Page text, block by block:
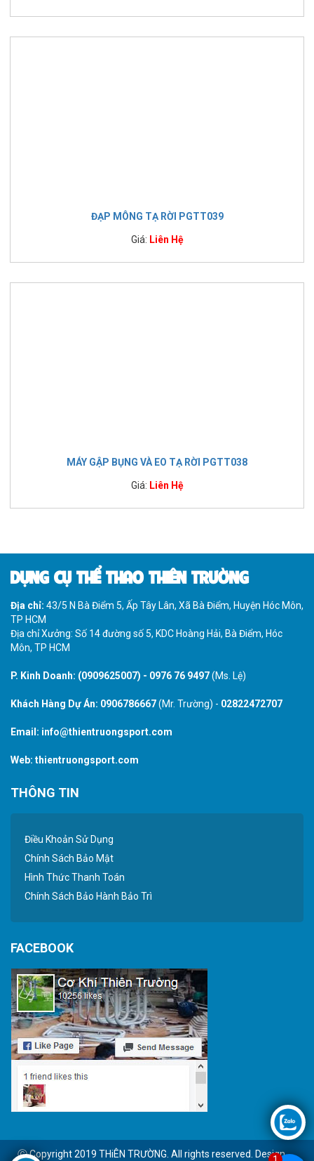
ĐẠP MÔNG TẠ RỜI PGTT039
Giá: Liên Hệ
MÁY GẬP BỤNG VÀ EO TẠ RỜI PGTT038
Giá: Liên Hệ
DỤNG CỤ THỂ THAO THIÊN TRƯỜNG
Địa chỉ: 43/5 N Bà Điểm 5, Ấp Tây Lân, Xã Bà Điểm, Huyện Hóc Môn,
TP HCM
Địa chỉ Xưởng: Số 14 đường số 5, KDC Hoàng Hải, Bà Điểm, Hóc
Môn, TP HCM
P. Kinh Doanh: (0909625007) - 0976 76 9497(Ms. Lệ)
Khách Hàng Dự Án: 0906786667(Mr. Trường) - 02822472707
Email: info@thientruongsport.com
Web: thientruongsport.com
THÔNG TIN
Điều Khoản Sử Dụng
Chính Sách Bảo Mật
Hình Thức Thanh Toán
Chính Sách Bảo Hành Bảo Trì
FACEBOOK
Ⓒ Copyright 2019 THiÊN TRƯỜNG. All rights reserved. Design